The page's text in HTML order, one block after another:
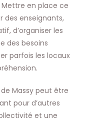
Mettre en place ce
des enseignants,
d’organiser les
des besoins
parfois les locaux
Massy peut être
pour d’autres
et une